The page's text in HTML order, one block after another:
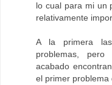
lo cual para mi un
relativamente
A la primera las
problemas,
acabado
el primer problema